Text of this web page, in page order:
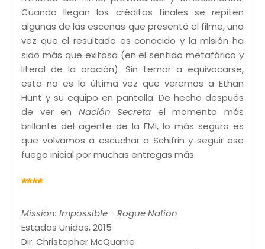
Cuando llegan los créditos finales se repiten
algunas de las escenas que presentó el filme, una
vez que el resultado es conocido y la misión ha
sido más que exitosa (en el sentido metafórico y
literal de la oración). Sin temor a equivocarse,
esta no es la última vez que veremos a Ethan
Hunt y su equipo en pantalla. De hecho después
de ver en Nación Secreta el momento más
brillante del agente de la FMI, lo más seguro es
que volvamos a escuchar a Schifrin y seguir ese
fuego inicial por muchas entregas más.
****
Mission: Impossible - Rogue Nation
Estados Unidos, 2015
Dir. Christopher McQuarrie